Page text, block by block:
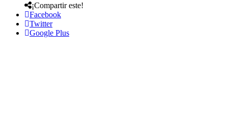
¡Compartir este!
Facebook
Twitter
Google Plus